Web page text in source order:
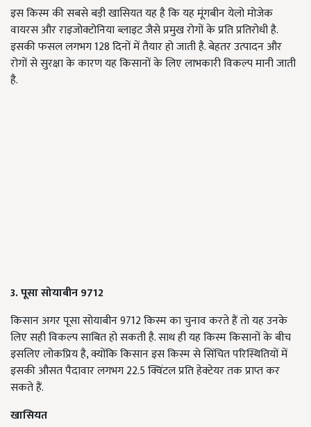
इस किस्म की सबसे बड़ी खासियत यह है कि यह मूंगबीन येलो मोजेक
वायरस और राइजोक्टोनिया ब्लाइट जैसे प्रमुख रोगों के प्रति प्रतिरोधी है.
इसकी फसल लगभग 128 दिनों में तैयार हो जाती है. बेहतर उत्पादन और
रोगों से सुरक्षा के कारण यह किसानों के लिए लाभकारी विकल्प मानी जाती
है.
3. पूसा सोयाबीन 9712
किसान अगर पूसा सोयाबीन 9712 किस्म का चुनाव करते हैं तो यह उनके
लिए सही विकल्प साबित हो सकती है. साथ ही यह किस्म किसानों के बीच
इसलिए लोकप्रिय है, क्योंकि किसान इस किस्म से सिंचित परिस्थितियों में
इसकी औसत पैदावार लगभग 22.5 क्विंटल प्रति हेक्टेयर तक प्राप्त कर
सकते हैं.
खासियत